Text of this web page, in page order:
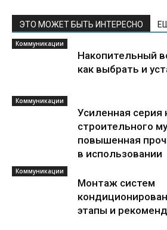
ЭТО МОЖЕТ БЫТЬ ИНТЕРЕСНО
Коммуникации
Накопительный
как выбрать и
Коммуникации
Усиленная серия
строительного
повышенная
в использовании
Коммуникации
Монтаж систем
этапы и